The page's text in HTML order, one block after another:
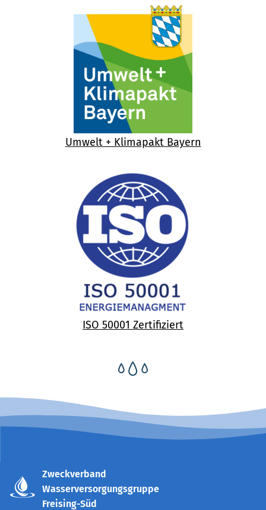
Umwelt + Klimapakt Bayern
ISO 50001 Zertifiziert
Zweckverband
Wasserversorgungsgruppe
Freising-Süd